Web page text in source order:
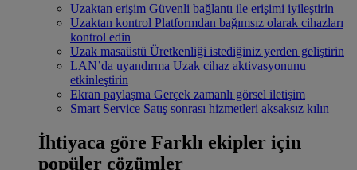
Uzaktan erişim Güvenli bağlantı ile erişimi iyileştirin
Uzaktan kontrol Platformdan bağımsız olarak cihazları
kontrol edin
Uzak masaüstü Üretkenliği istediğiniz yerden geliştirin
LAN’da uyandırma Uzak cihaz aktivasyonunu
etkinleştirin
Ekran paylaşma Gerçek zamanlı görsel iletişim
Smart Service Satış sonrası hizmetleri aksaksız kılın
İhtiyaca göre Farklı ekipler için
popüler çözümler